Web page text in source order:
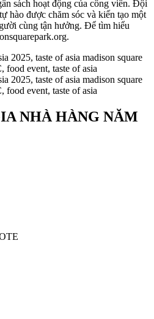
sách hoạt động của công viên. Đội
hào được chăm sóc và kiến tạo một
cùng tận hưởng. Để tìm hiểu
NHÀ HÀNG NĂM